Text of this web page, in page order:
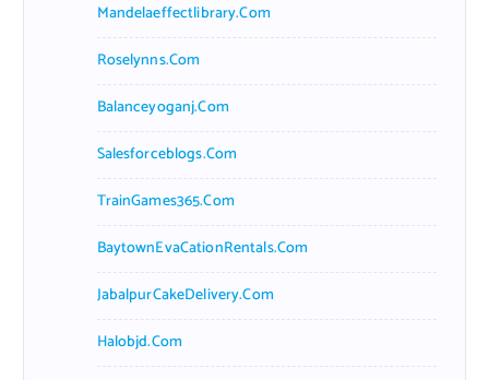
Mandelaeffectlibrary.com
Roselynns.com
Balanceyoganj.com
Salesforceblogs.com
TrainGames365.com
BaytownEvaCationRentals.com
JabalpurCakeDelivery.com
Halobjd.com